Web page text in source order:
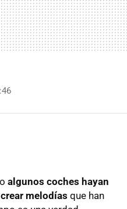
algunos coches hayan
melodías que han